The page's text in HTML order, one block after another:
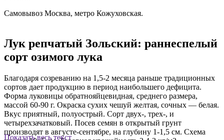
Показать весь текст
Самовывоз Москва, метро Кожуховская.
Лук репчатый Зольский: раннеспелый
сорт озимого лука
Благодаря созреванию на 1,5-2 месяца раньше традиционных
сортов дает продукцию в период наибольшего дефицита.
Форма луковицы обратнояйцевидная, среднего размера,
массой 60-90 г. Окраска сухих чешуй желтая, сочных — белая.
Вкус приятный, полуострый. Сорт двух-, трех-, и
четырехзачатковый. Посев семян в открытый грунт
производят в августе-сентябре, на глубину 1-1,5 см. Схема